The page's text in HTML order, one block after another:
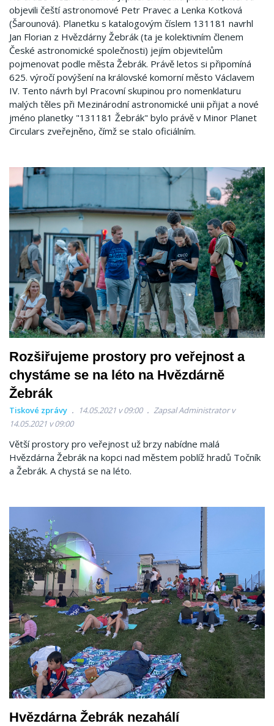
objevili čeští astronomové Petr Pravec a Lenka Kotková
(Šarounová). Planetku s katalogovým číslem 131181 navrhl
Jan Florian z Hvězdárny Žebrák (ta je kolektivním členem
České astronomické společnosti) jejím objevitelům
pojmenovat podle města Žebrák. Právě letos si připomíná
625. výročí povýšení na královské komorní město Václavem
IV. Tento návrh byl Pracovní skupinou pro nomenklaturu
malých těles při Mezinárodní astronomické unii přijat a nové
jméno planetky "131181 Žebrák" bylo právě v Minor Planet
Circulars zveřejněno, čímž se stalo oficiálním.
Rozšiřujeme prostory pro veřejnost a
chystáme se na léto na Hvězdárně
Žebrák
Tiskové zprávy 14.05.2021 v 09:00
Zapsal Administrator v
14.05.2021 v 09:00
Větší prostory pro veřejnost už brzy nabídne malá
Hvězdárna Žebrák na kopci nad městem poblíž hradů Točník
a Žebrák. A chystá se na léto.
Hvězdárna Žebrák nezahálí